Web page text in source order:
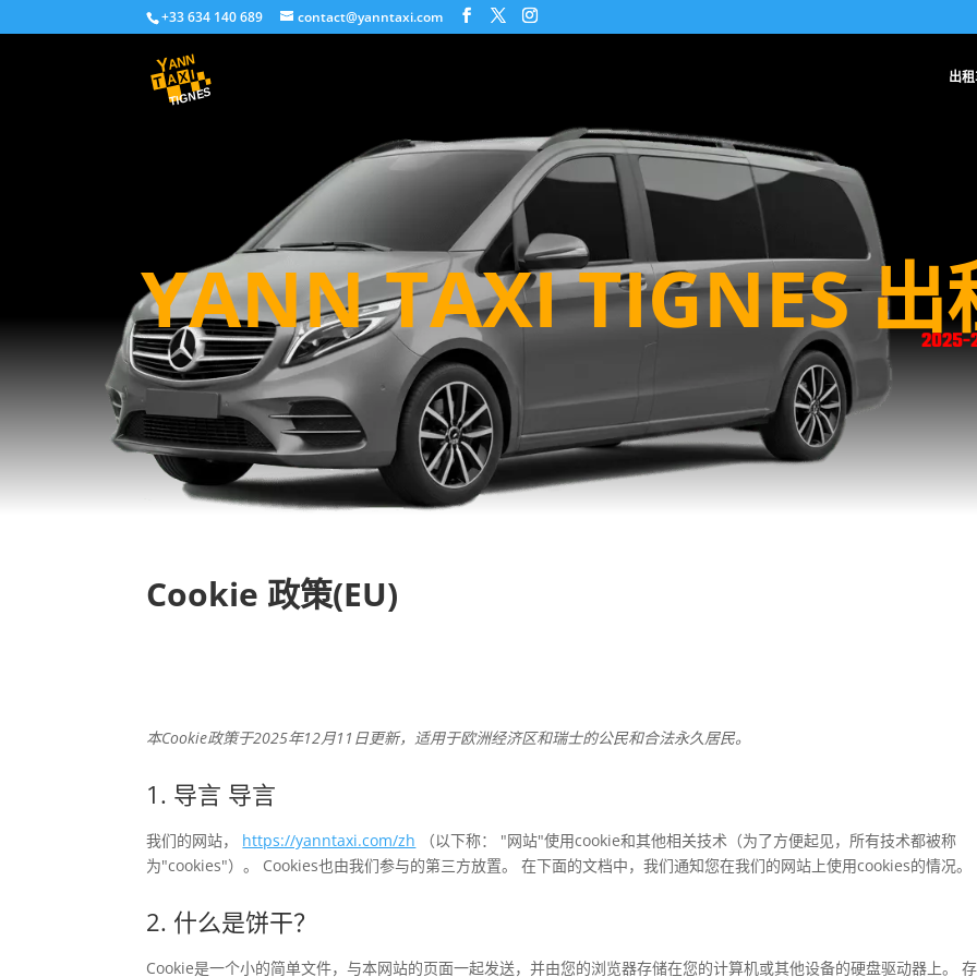
+33 634 140 689 contact@yanntaxi.com
出
YANN TAXI TIGNES 出
Cookie 政策(EU)
本Cookie政策于2025年12月11日更新，适用于欧洲经济区和瑞士的公民和合法永久居民。
1. 导言 导言
我们的网站， https://yanntaxi.com/zh （以下称： "网站"使用cookie和其他相关技术（为了方便起见，所有技术都被称
为"cookies"）。 Cookies也由我们参与的第三方放置。 在下面的文档中，我们通知您在我们的网站上使用cookies的情况。
2. 什么是饼干？
Cookie是一个小的简单文件，与本网站的页面一起发送，并由您的浏览器存储在您的计算机或其他设备的硬盘驱动器上。